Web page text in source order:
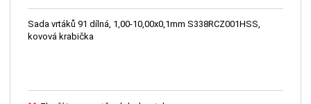
Sada vrtáků 91 dílná, 1,00-10,00x0,1mm S338RCZ001HSS,
kovová krabička